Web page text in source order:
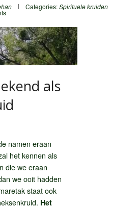
Categories:Spirituele kruiden
als
namen eraan
het kennen als
die we eraan
we ooit hadden
staat ook
Het